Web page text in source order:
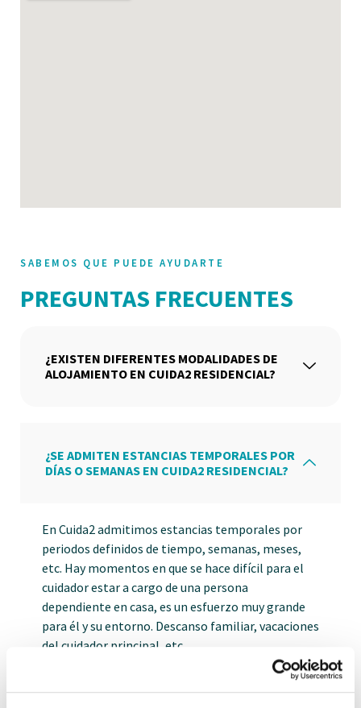
SABEMOS QUE PUEDE AYUDARTE
PREGUNTAS FRECUENTES
¿EXISTEN DIFERENTES MODALIDADES DE
ALOJAMIENTO EN CUIDA2 RESIDENCIAL?
¿SE ADMITEN ESTANCIAS TEMPORALES POR
DÍAS O SEMANAS EN CUIDA2 RESIDENCIAL?
En Cuida2 admitimos estancias temporales por
periodos definidos de tiempo, semanas, meses,
etc. Hay momentos en que se hace difícil para el
cuidador estar a cargo de una persona
dependiente en casa, es un esfuerzo muy grande
para él y su entorno. Descanso familiar, vacaciones
del cuidador principal, etc.